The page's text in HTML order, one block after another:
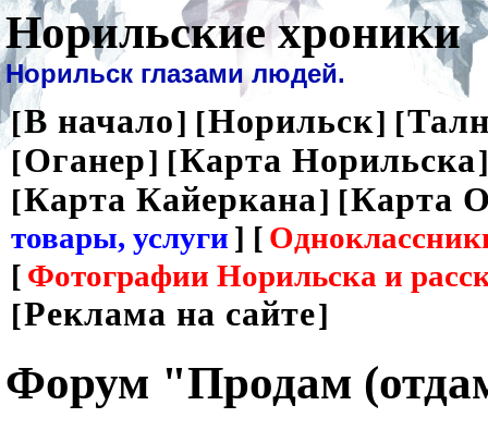
Норильские хроники
Норильск глазами людей.
[В начало] [Норильск] [
[Оганер] [Карта Норильска
[Карта Кайеркана] [Карта
товары, услуги ] [
[ Фотографии Норильска и
[Реклама на сайте]
Форум "Продам